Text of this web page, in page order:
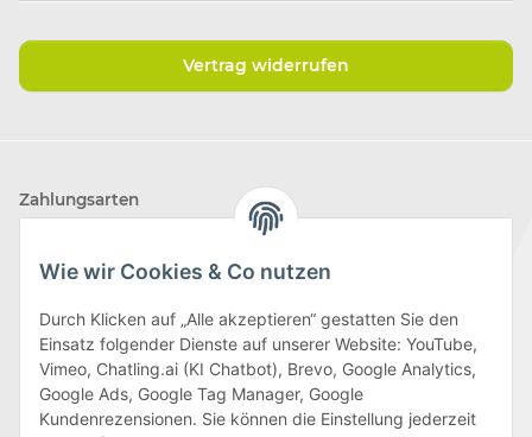
Wie wir Cookies & Co nutzen
Durch Klicken auf „Alle akzeptieren“ gestatten Sie den
Einsatz folgender Dienste auf unserer Website: YouTube,
Vimeo, Chatling.ai (KI Chatbot), Brevo, Google Analytics,
Google Ads, Google Tag Manager, Google
Kundenrezensionen. Sie können die Einstellung jederzeit
Vertrag widerrufen
Zahlungsarten
Wir versenden mit